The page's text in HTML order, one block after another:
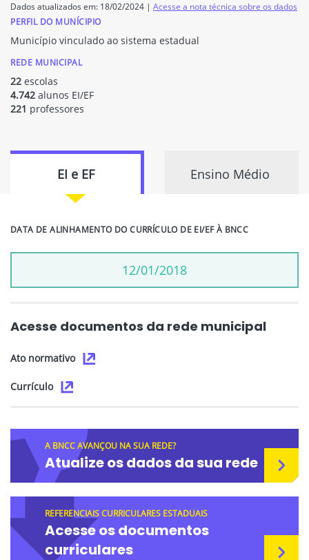
Dados atualizados em: 18/02/2024 | Acesse a nota técnica sobre os dados
PERFIL DO MUNÍCIPIO
Município vinculado ao sistema estadual
REDE MUNICIPAL
22 escolas
4.742 alunos EI/EF
221 professores
EI e EF Ensino Médio
DATA DE ALINHAMENTO DO CURRÍCULO DE EI/EF À BNCC
12/01/2018
Acesse documentos da rede municipal
Ato normativo
Currículo
A BNCC AVANÇOU NA SUA REDE?
Atualize os dados da sua rede
REFERENCIAIS CURRICULARES ESTADUAIS
Acesse os documentos
curriculares